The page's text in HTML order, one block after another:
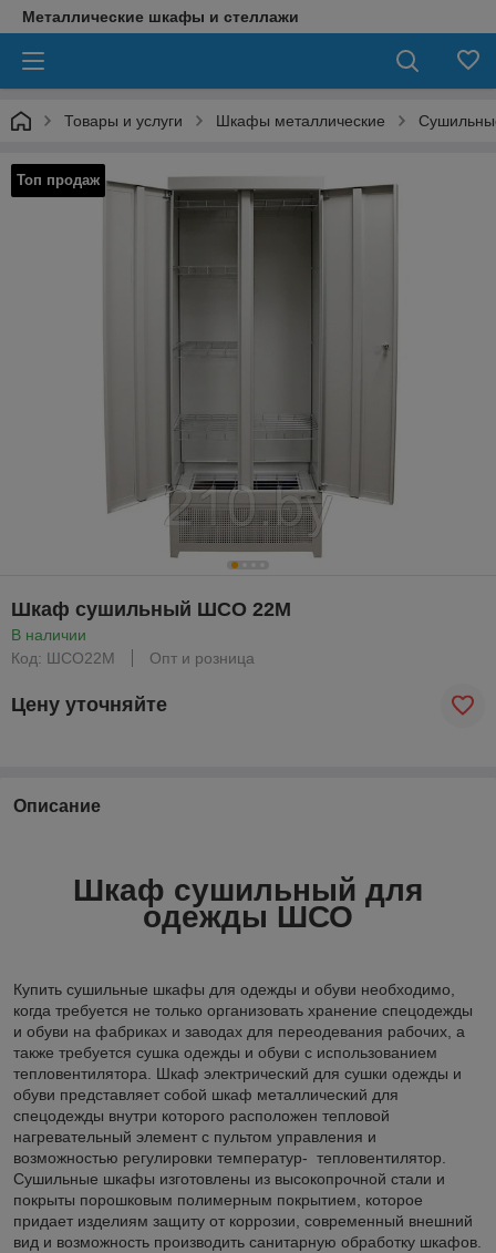
Металлические шкафы и стеллажи
Товары и услуги Шкафы металлические
Топ продаж
Шкаф сушильный ШСО 22М
В наличии
Код: ШСО22М
Опт и розница
Цену уточняйте
Описание
Шкаф сушильный для
одежды ШСО
Купить сушильные шкафы для одежды и обуви необходимо,
когда требуется не только организовать хранение спецодежды
и обуви на фабриках и заводах для переодевания рабочих, а
также требуется сушка одежды и обуви с использованием
тепловентилятора. Шкаф электрический для сушки одежды и
обуви представляет собой шкаф металлический для
спецодежды внутри которого расположен тепловой
нагревательный элемент с пультом управления и
возможностью регулировки температур- тепловентилятор.
Сушильные шкафы изготовлены из высокопрочной стали и
покрыты порошковым полимерным покрытием, которое
придает изделиям защиту от коррозии, современный внешний
вид и возможность производить санитарную обработку шкафов.